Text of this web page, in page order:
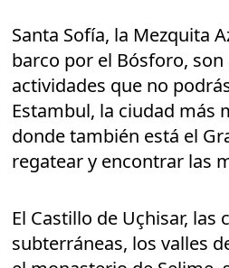
Santa Sofía, la Mezquita
barco por el Bósforo, son
actividades que no
Estambul, la ciudad más
donde también está el
regatear y encontrar las
El Castillo de Uçhisar, las
subterráneas, los valles